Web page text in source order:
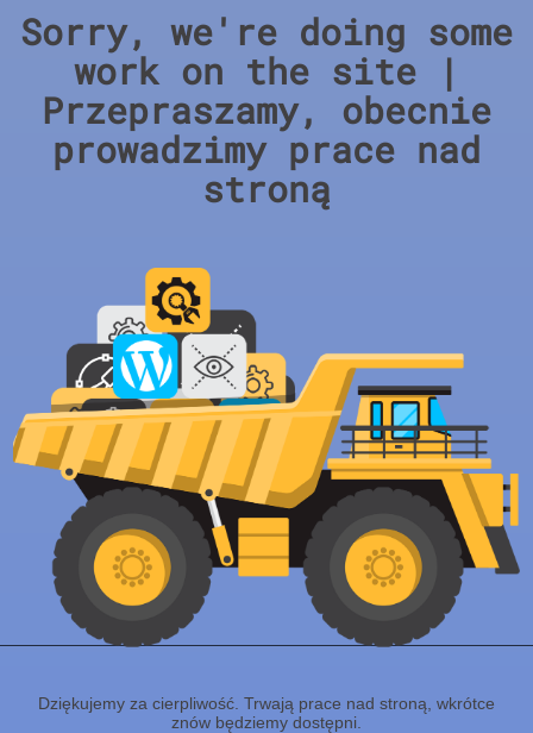
Sorry, we're doing some
work on the site |
Przepraszamy, obecnie
prowadzimy prace nad
stroną
Dziękujemy za cierpliwość. Trwają prace nad stroną, wkrótce
znów będziemy dostępni.